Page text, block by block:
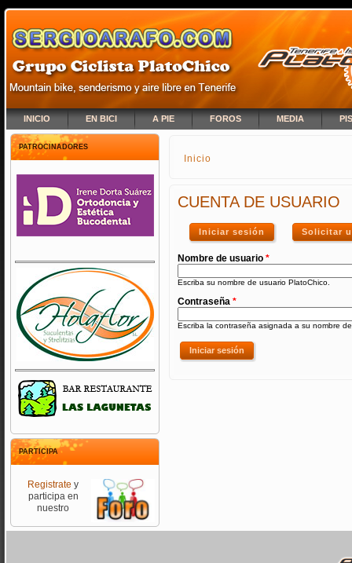
INICIO EN BICI A PIE FOROS MEDIA
PATROCINADORES
PARTICIPA
Registrate y
participa en
nuestro
SE ENCUENTRA USTED
Inicio
CUENTA DE USUARIO
Iniciar sesión (solapa activa)
Solicitar
Nombre de usuario *
Escriba su nombre de usuario PlatoChico.
Contraseña *
Escriba la contraseña asignada a su nombre